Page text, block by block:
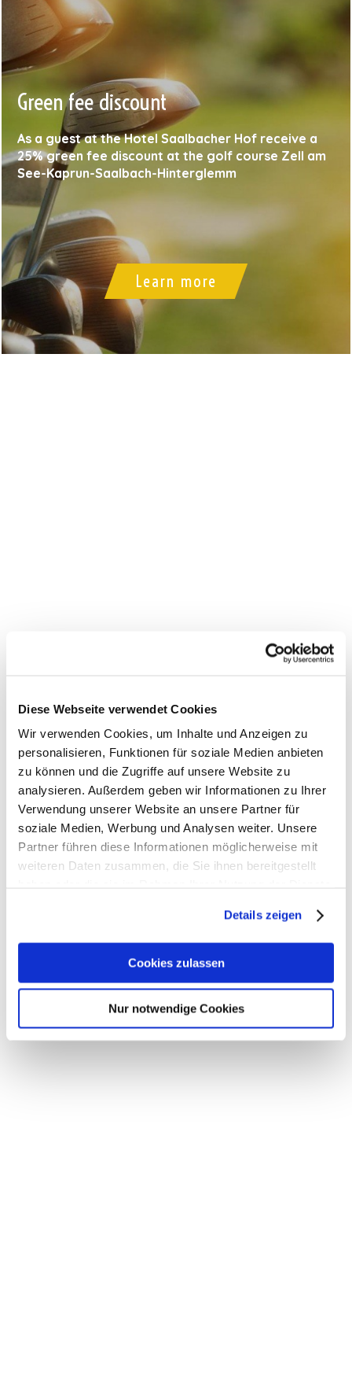
Diese Webseite verwendet Cookies
Wir verwenden Cookies, um Inhalte und Anzeigen zu
personalisieren, Funktionen für soziale Medien anbieten
zu können und die Zugriffe auf unsere Website zu
analysieren. Außerdem geben wir Informationen zu Ihrer
Verwendung unserer Website an unsere Partner für
soziale Medien, Werbung und Analysen weiter. Unsere
Partner führen diese Informationen möglicherweise mit
weiteren Daten zusammen, die Sie ihnen bereitgestellt
Details zeigen
Cookies zulassen
Nur notwendige Cookies
Green fee discount
As a guest at the Hotel Saalbacher Hof receive a
25% green fee discount at the golf course Zell am
See-Kaprun-Saalbach-Hinterglemm
Learn more